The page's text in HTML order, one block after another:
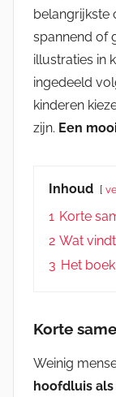
belangrijkste
spannend of
illustraties in
ingedeeld
kinderen
zijn. Een
Inhoud
1 Korte
2 Wat
3 Het
Korte
Weinig
hoofdluis